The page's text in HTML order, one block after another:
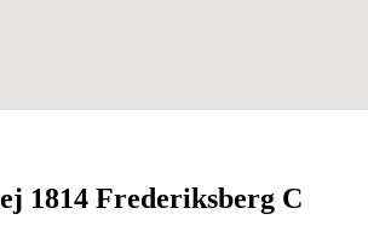
1814 Frederiksberg C